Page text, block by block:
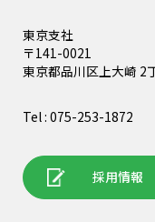
東京支社
〒141-0021
東京都品川区上大崎 2
Tel : 075-253-1872
採用情報